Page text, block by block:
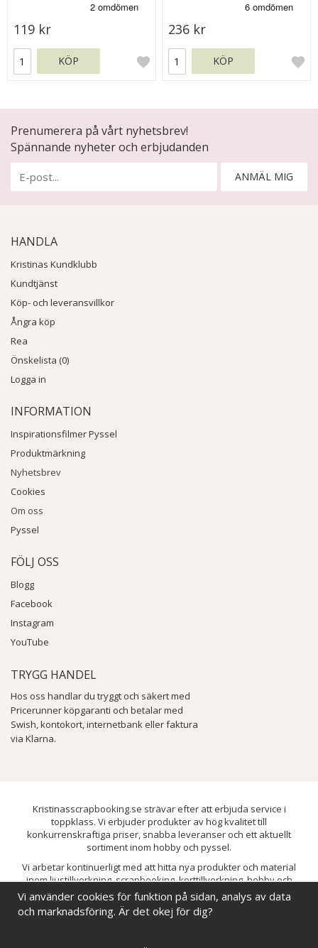
119 kr
KÖP
236 kr
KÖP
Prenumerera på vårt nyhetsbrev!
Spännande nyheter och erbjudanden
ANMÄL MIG
HANDLA
Kristinas Kundklubb
Kundtjänst
Köp- och leveransvillkor
Ångra köp
Rea
Önskelista (0)
Logga in
INFORMATION
Inspirationsfilmer Pyssel
Produktmärkning
Nyhetsbrev
Cookies
Om oss
Pyssel
FÖLJ OSS
Blogg
Facebook
Instagram
YouTube
TRYGG HANDEL
Hos oss handlar du tryggt och säkert med
Pricerunner köpgaranti och betalar med
Swish, kontokort, internetbank eller faktura
via Klarna.
Kristinasscrapbooking.se strävar efter att erbjuda service i
toppklass. Vi erbjuder produkter av hög kvalitet till
konkurrenskraftiga priser, snabba leveranser och ett aktuellt
sortiment inom hobby och pyssel.
Vi arbetar kontinuerligt med att hitta nya produkter och material
inom ljustillverkning, scrapbooking, korttillverkning, hobby och
pyssel. Målet är att bredda sortimentet och löpande förbättra och
utveckla vårt utbud, så att du alltid kan hitta det du behöver hos oss.
Vi använder cookies för funktion på sidan, analys av data
och marknadsföring. Är det okej för dig?